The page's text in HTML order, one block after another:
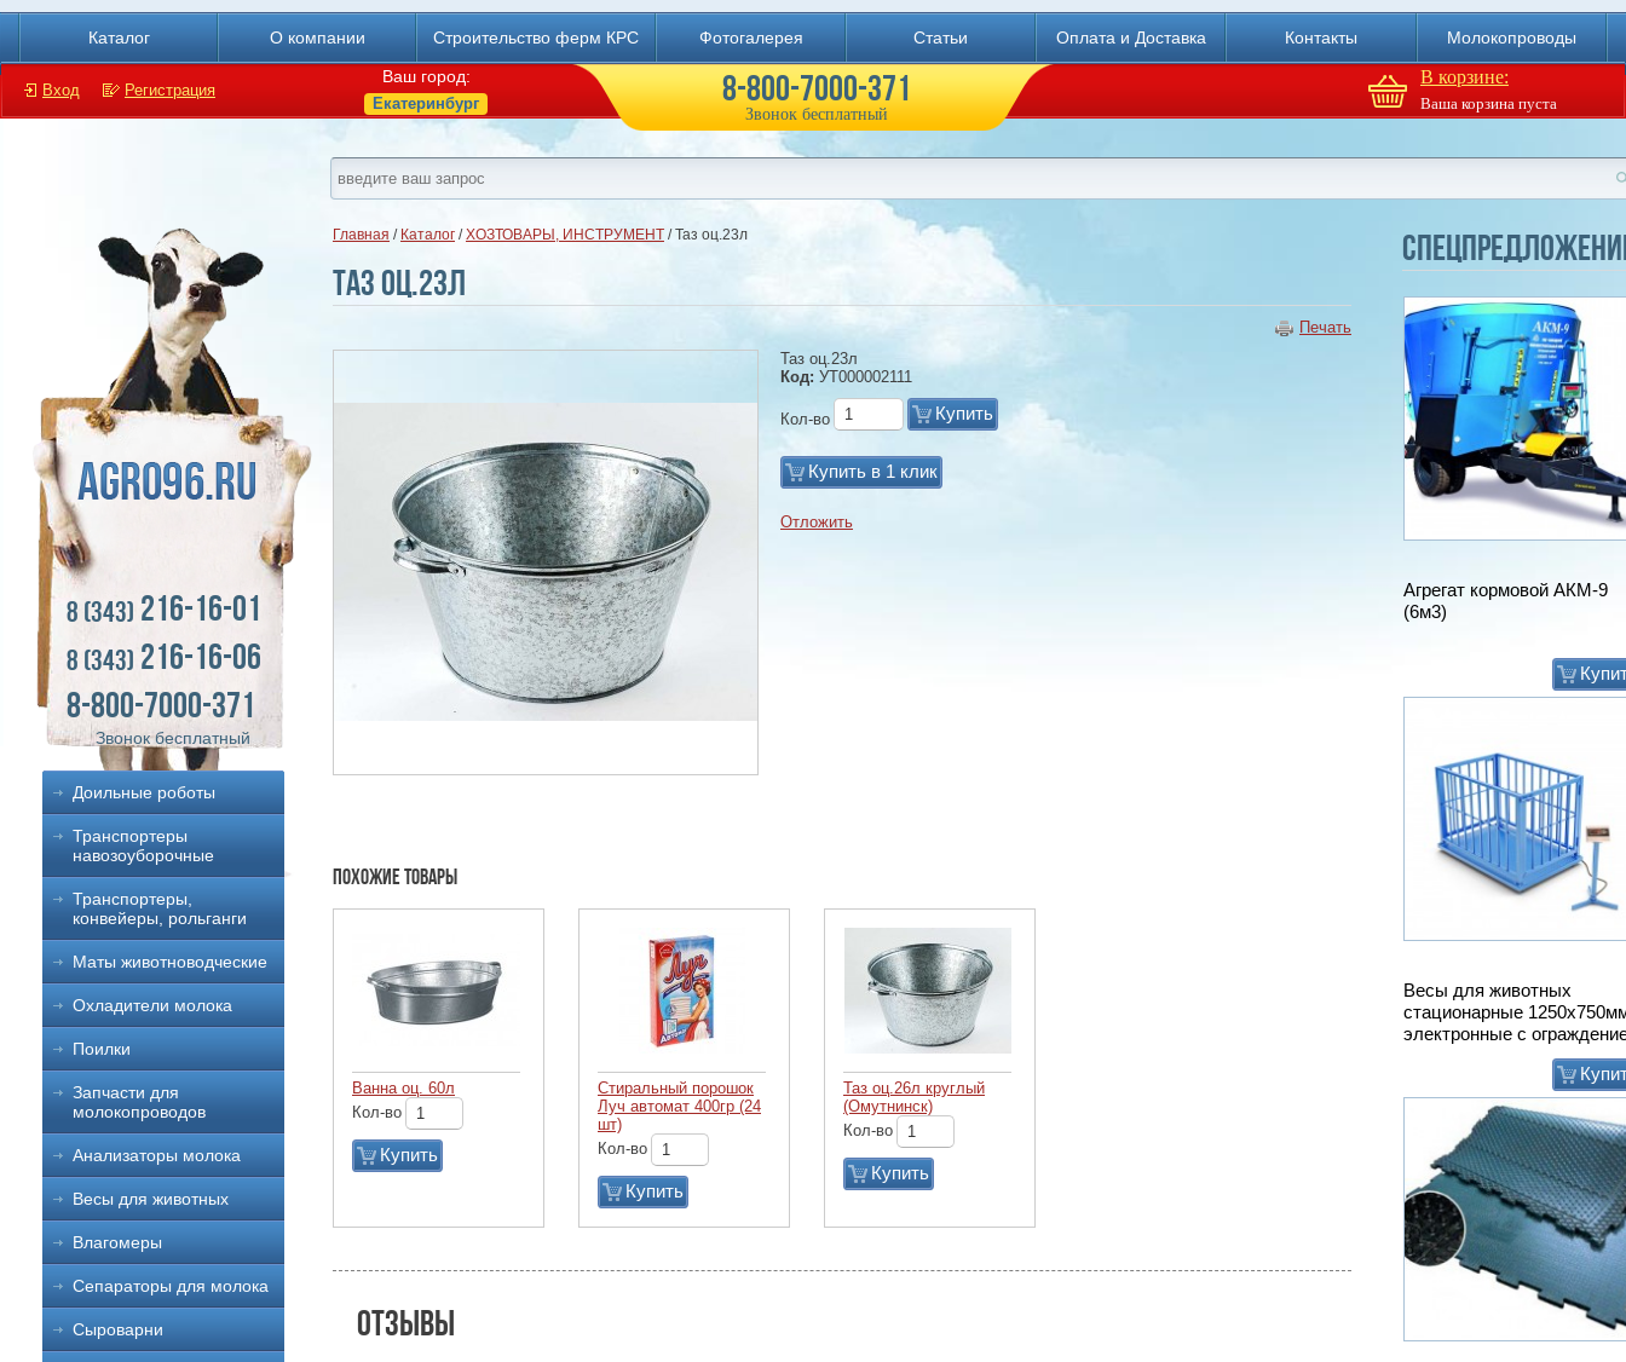
Каталог О компании Строительство ферм КРС Фотогалерея Статьи Оплата и Доставка Контакты Молокопроводы
Вход Регистрация
Ваш город:
Екатеринбург
В корзине:
Ваша корзина пуста
8-800-7000-371
Звонок бесплатный
8 (343) 216-16-01
8 (343) 216-16-06
8-800-7000-371
Звонок бесплатный
Доильные роботы
Транспортеры
навозоуборочные
Транспортеры,
конвейеры, рольганги
Маты животноводческие
Охладители молока
Поилки
Запчасти для
молокопроводов
Анализаторы молока
Весы для животных
Влагомеры
Сепараторы для молока
Сыроварни
Агрегат кормовой АКМ-9
(6м3)
Весы для животных
стационарные
электронные с
Главная / Каталог /ХОЗТОВАРЫ, ИНСТРУМЕНТ / Таз оц.23л
Таз оц.23л
Печать
Таз оц.23л
Код: УТ000002111
Кол-во Купить
Купить в 1 клик
Отложить
Похожие товары
Ванна оц. 60л
Кол-во
Купить
Стиральный порошок
Луч автомат 400гр (24
шт)
Кол-во
Купить
Таз оц.26л круглый
(Омутнинск)
Кол-во
Купить
Отзывы